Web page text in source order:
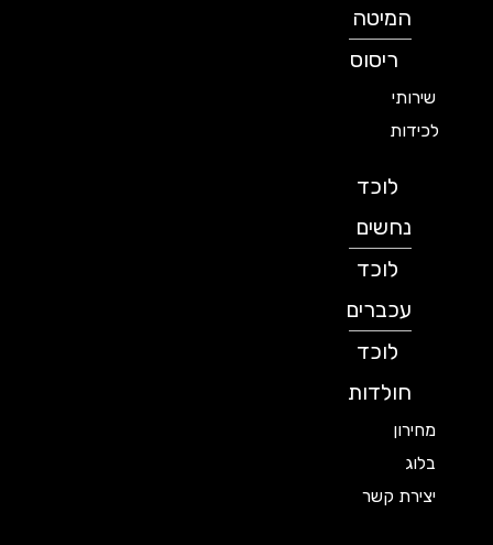
המיטה
ריסוס
שירותי
לכידות
לוכד
נחשים
לוכד
עכברים
לוכד
חולדות
מחירון
בלוג
יצירת קשר